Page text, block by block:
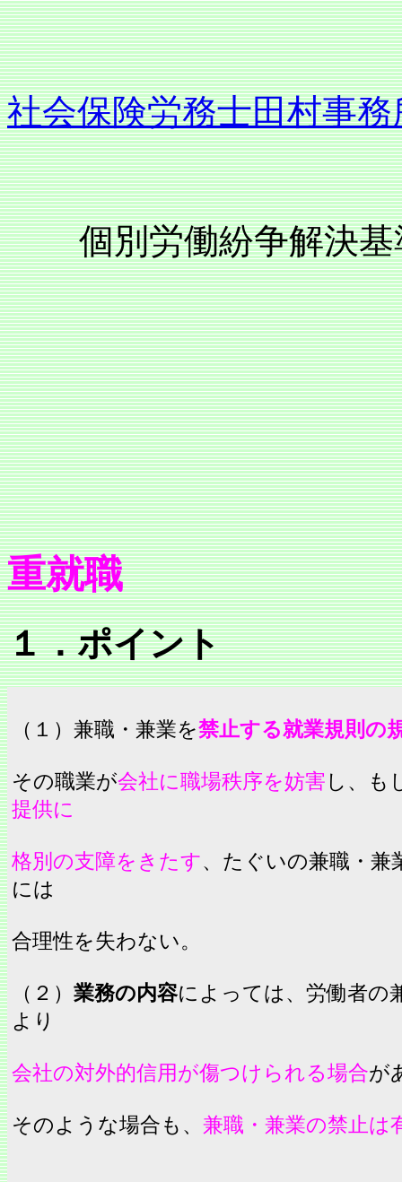
社会保険労務士田村事
個別労働紛争解決基
懲戒
重就職
１．ポイント
（１）兼職・兼業を禁止する就業規則の
その職業が会社に職場秩序を妨害 し、も
提供に
格別の支障をきたす、たぐいの兼職・兼
には
合理性を失わない。
（２） 業務の内容によっては、労働者の
より
会社の対外的信用が傷つけられる場合が
そのような場合も、 兼職・兼業の禁止は